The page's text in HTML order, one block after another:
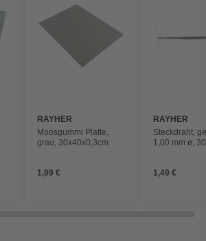
RAYHER
Moosgummi Platte,
grau, 30x40x0,3cm
1,99 €
RAYHER
Steckdraht,
1,00 mm ø,
1,49 €